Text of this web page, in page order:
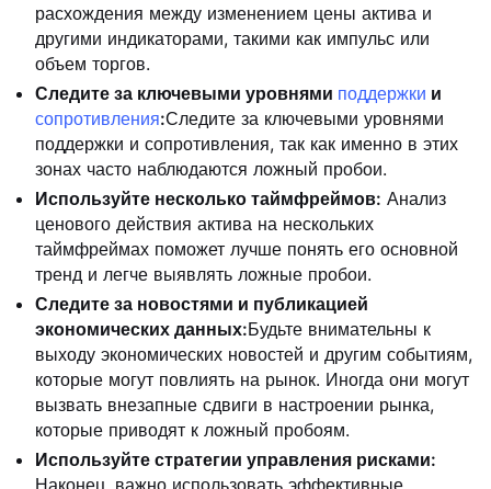
расхождения между изменением цены актива и
другими индикаторами, такими как импульс или
объем торгов.
Следите за ключевыми уровнями поддержки и
сопротивления:Следите за ключевыми уровнями
поддержки и сопротивления, так как именно в этих
зонах часто наблюдаются ложный пробои.
Используйте несколько таймфреймов: Анализ
ценового действия актива на нескольких
таймфреймах поможет лучше понять его основной
тренд и легче выявлять ложные пробои.
Следите за новостями и публикацией
экономических данных:Будьте внимательны к
выходу экономических новостей и другим событиям,
которые могут повлиять на рынок. Иногда они могут
вызвать внезапные сдвиги в настроении рынка,
которые приводят к ложный пробоям.
Используйте стратегии управления рисками:
Наконец, важно использовать эффективные